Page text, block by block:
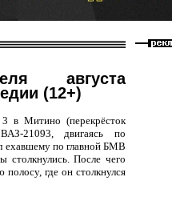
августа
(12+)
в Митино (перекрёсток
21093, двигаясь по
ехавшему по главной БМВ
После чего
где он столкнулся